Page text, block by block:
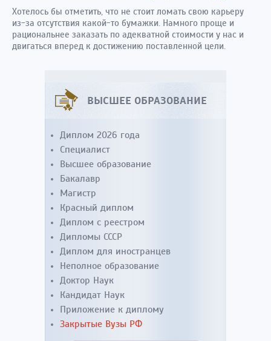
Хотелось бы отметить, что не стоит ломать свою карьеру
из-за отсутствия какой-то бумажки. Намного проще и
рациональнее заказать по адекватной стоимости у нас и
двигаться вперед к достижению поставленной цели.
ВЫСШЕЕ ОБРАЗОВАНИЕ
Диплом 2026 года
Специалист
Высшее образование
Бакалавр
Магистр
Красный диплом
Диплом с реестром
Дипломы СССР
Диплом для иностранцев
Неполное образование
Доктор Наук
Кандидат Наук
Приложение к диплому
Закрытые Вузы РФ